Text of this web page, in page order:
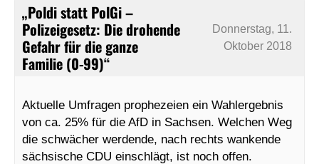
„Poldi statt PolGi –
Polizeigesetz: Die drohende
Gefahr für die ganze
Familie (0-99)“
Donnerstag, 11.
Oktober 2018
Aktuelle Umfragen prophezeien ein Wahlergebnis
von ca. 25% für die AfD in Sachsen. Welchen Weg
die schwächer werdende, nach rechts wankende
sächsische CDU einschlägt, ist noch offen.